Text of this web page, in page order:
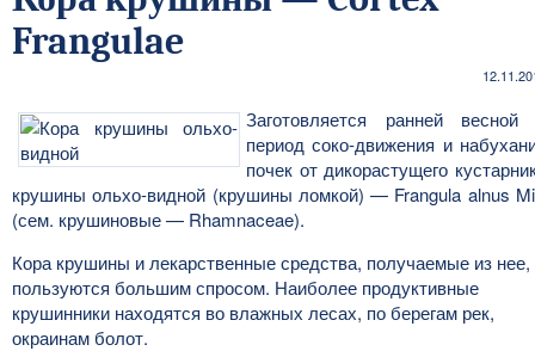
Frangulae
Заготовляется ранней весной
период соко-движения и
почек от дикорастущего
крушины ольхо-видной (крушины ломкой) — Frangula alnus
(сем. крушиновые — Rhamnaceae).
Кора крушины и лекарственные средства, получаемые из нее,
пользуются большим спросом. Наиболее продуктивные
крушинники находятся во влажных лесах, по берегам рек,
окраинам болот.